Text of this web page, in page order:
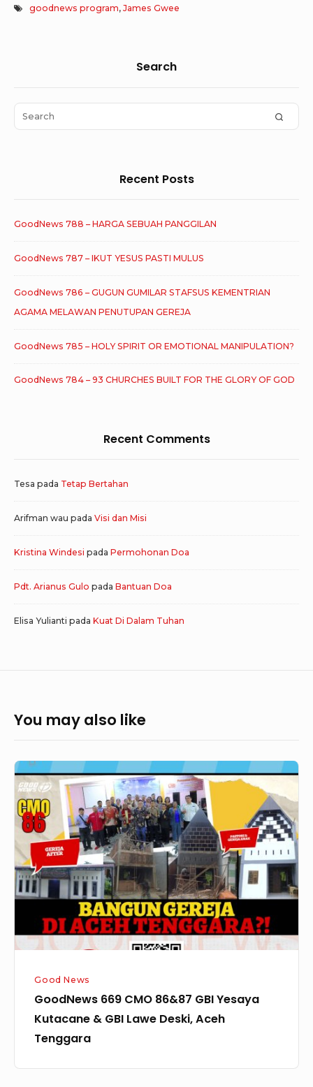
goodnews program,James Gwee
Area
Search
Search
for:
Recent Posts
GoodNews 788 – HARGA SEBUAH PANGGILAN
GoodNews 787 – IKUT YESUS PASTI MULUS
GoodNews 786 – GUGUN GUMILAR STAFSUS KEMENTRIAN
AGAMA MELAWAN PENUTUPAN GEREJA
GoodNews 785 – HOLY SPIRIT OR EMOTIONAL MANIPULATION?
GoodNews 784 – 93 CHURCHES BUILT FOR THE GLORY OF GOD
Recent Comments
Tesa pada Tetap Bertahan
Arifman wau pada Visi dan Misi
Kristina Windesi pada Permohonan Doa
Pdt. Arianus Gulo pada Bantuan Doa
Elisa Yulianti pada Kuat Di Dalam Tuhan
You may also like
GoodNews
669
CMO
86&87
GBI
Yesaya
Kutacane
Lawe
Aceh
Tenggara
Good News
GoodNews 669 CMO 86&87 GBI Yesaya
Kutacane & GBI Lawe Deski, Aceh
Tenggara